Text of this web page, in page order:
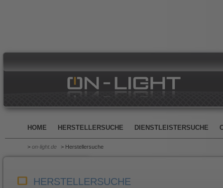
HOME HERSTELLERSUCHE DIENSTLEISTERSUCHE
> on-light.de > Herstellersuche
HERSTELLERSUCHE